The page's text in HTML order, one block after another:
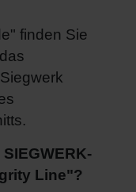
finden Sie
Line"?